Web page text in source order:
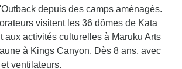
depuis des camps aménagés.
visitent les 36 dômes de Kata
aux activités culturelles à Maruku Arts
à Kings Canyon. Dès 8 ans, avec
ventilateurs.